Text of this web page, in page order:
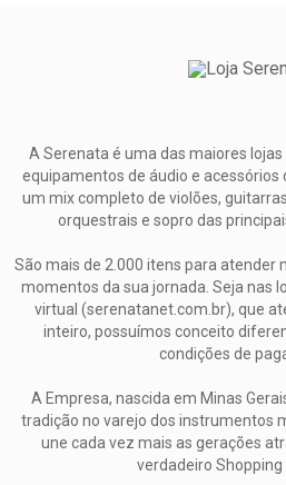
A Serenata é uma das maiores
equipamentos de áudio e acessórios
um mix completo de violões,
orquestrais e sopro das
São mais de 2.000 itens para atender
momentos da sua jornada. Seja nas
virtual (serenatanet.com.br), que
inteiro, possuímos conceito
condições de
A Empresa, nascida em Minas
tradição no varejo dos instrumentos
une cada vez mais as gerações
verdadeiro Shopping